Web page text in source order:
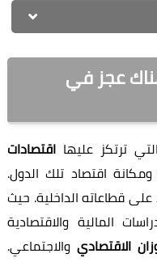
عجز في
ترتكز عليها اقتصادات
اقتصاد تلك الدول.
قطاعاته الداخلية. حيث
المالية والاقتصادية
الاقتصادي والاجتماعي.